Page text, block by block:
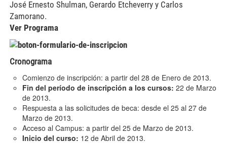
José Ernesto Shulman, Gerardo Etcheverry y Carlos
Zamorano.
Ver Programa
Cronograma
Comienzo de inscripción: a partir del 28 de Enero de 2013.
Fin del período de inscripción a los cursos: 22 de Marzo
de 2013.
Respuesta a las solicitudes de beca: desde el 25 al 27 de
Marzo de 2013.
Acceso al Campus: a partir del 25 de Marzo de 2013.
Inicio del curso: 12 de Abril de 2013.